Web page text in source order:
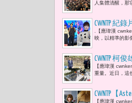
人集體清醒，那
CWNTP 紀
軍時刻 曾
.【應瑋漢
映，以精準的影
CWNTP 柯
徒建銘 :
【應瑋漢
重量。近日，這
CWNTP【
【應瑋漢